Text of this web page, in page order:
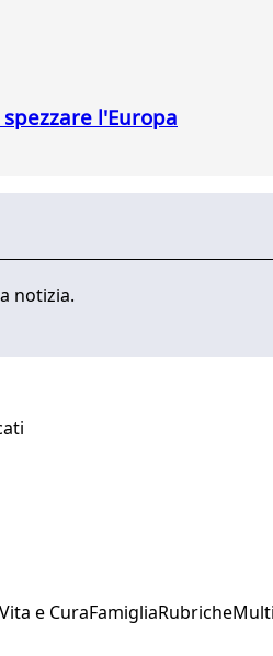
l'Europa
notizia.
Vita e CuraFamigliaRubriche